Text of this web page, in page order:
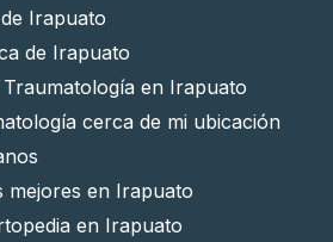
Irapuato
de Irapuato
en Irapuato
cerca de mi ubicación
mejores en Irapuato
en Irapuato